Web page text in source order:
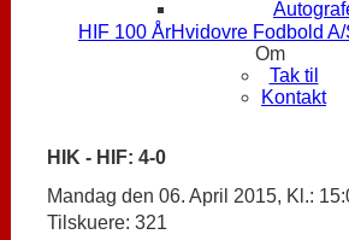
HIF 100 ÅrHvidovre Fodbold A/
Om
Tak til
Kontakt
HIK - HIF: 4-0
Mandag den 06. April 2015, Kl.:
Tilskuere: 321